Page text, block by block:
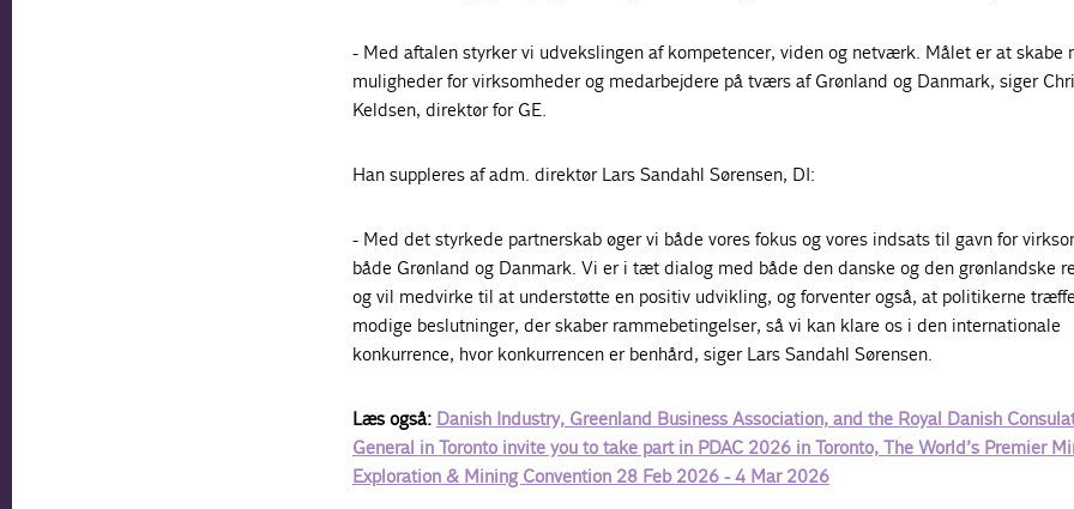
- Med aftalen styrker vi udvekslingen af kompetencer, viden og netværk. Målet er at skabe
muligheder for virksomheder og medarbejdere på tværs af Grønland og Danmark, siger
Keldsen, direktør for GE.
Han suppleres af adm. direktør Lars Sandahl Sørensen, DI:
- Med det styrkede partnerskab øger vi både vores fokus og vores indsats til gavn for
både Grønland og Danmark. Vi er i tæt dialog med både den danske og den grønlandske
og vil medvirke til at understøtte en positiv udvikling, og forventer også, at politikerne
modige beslutninger, der skaber rammebetingelser, så vi kan klare os i den internationale
konkurrence, hvor konkurrencen er benhård, siger Lars Sandahl Sørensen.
Læs også: Danish Industry, Greenland Business Association, and the Royal Danish
General in Toronto invite you to take part in PDAC 2026 in Toronto, The World’s Premier
Exploration & Mining Convention 28 Feb 2026 - 4 Mar 2026